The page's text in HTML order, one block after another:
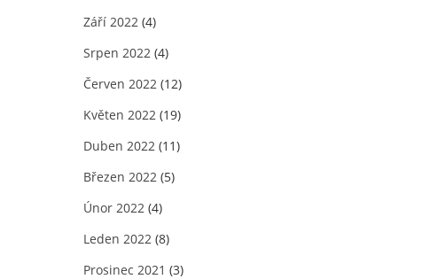
Září 2022 (4)
Srpen 2022 (4)
Červen 2022 (12)
Květen 2022 (19)
Duben 2022 (11)
Březen 2022 (5)
Únor 2022 (4)
Leden 2022 (8)
Prosinec 2021 (3)